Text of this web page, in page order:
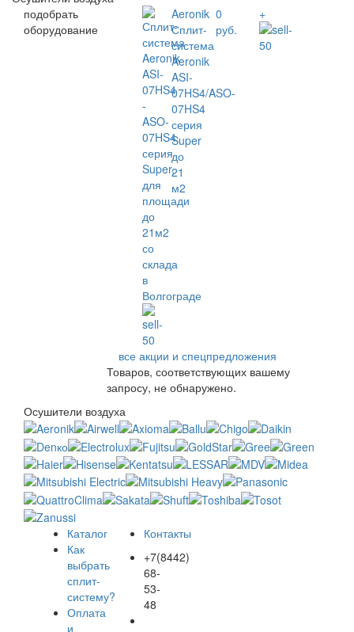
подобрать
оборудование
Aeronik
Сплит-
система
Aeronik
ASI-
07HS4/ASO-
07HS4
серия
Super
до
21
м2
0
руб.
+
все акции и спецпредложения
Товаров, соответствующих вашему
запросу, не обнаружено.
Осушители воздуха
Каталог
Как
выбрать
сплит-
систему?
Оплата
и
Контакты
+7(8442)
68-
53-
48